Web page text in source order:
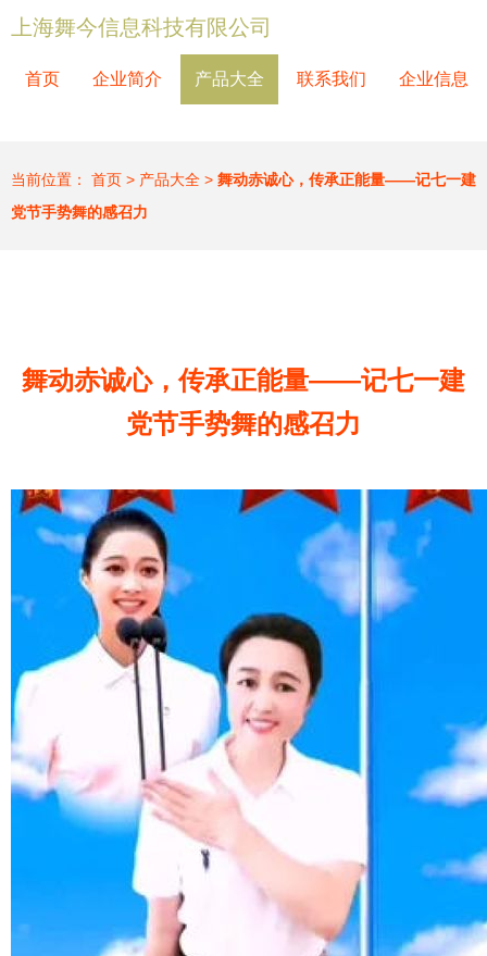
上海舞今信息科技有限公司
首页 企业简介 产品大全 联系我们 企业信息
当前位置： 首页 > 产品大全 > 舞动赤诚心，传承正能量——记七一建
党节手势舞的感召力
舞动赤诚心，传承正能量——记七一建
党节手势舞的感召力